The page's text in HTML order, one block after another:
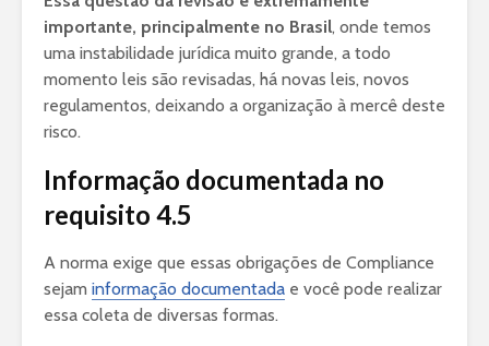
importante, principalmente no Brasil, onde temos
uma instabilidade jurídica muito grande, a todo
momento leis são revisadas, há novas leis, novos
regulamentos, deixando a organização à mercê deste
risco.
Informação documentada no
requisito 4.5
A norma exige que essas obrigações de Compliance
sejam informação documentada e você pode realizar
essa coleta de diversas formas.